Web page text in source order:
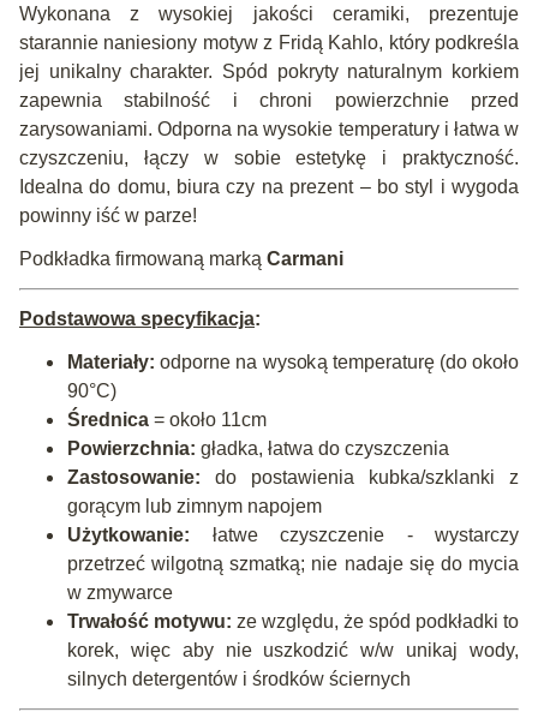
Wykonana z wysokiej jakości ceramiki, prezentuje
starannie naniesiony motyw z Fridą Kahlo, który podkreśla
jej unikalny charakter. Spód pokryty naturalnym korkiem
zapewnia stabilność i chroni powierzchnie przed
zarysowaniami. Odporna na wysokie temperatury i łatwa w
czyszczeniu, łączy w sobie estetykę i praktyczność.
Idealna do domu, biura czy na prezent – bo styl i wygoda
powinny iść w parze!
Podkładka firmowaną marką Carmani
Podstawowa specyfikacja:
Materiały: odporne na wysoką temperaturę (do około
90°C)
Średnica = około 11cm
Powierzchnia: gładka, łatwa do czyszczenia
Zastosowanie: do postawienia kubka/szklanki z
gorącym lub zimnym napojem
Użytkowanie: łatwe czyszczenie - wystarczy
przetrzeć wilgotną szmatką; nie nadaje się do mycia
w zmywarce
Trwałość motywu: ze względu, że spód podkładki to
korek, więc aby nie uszkodzić w/w unikaj wody,
silnych detergentów i środków ściernych